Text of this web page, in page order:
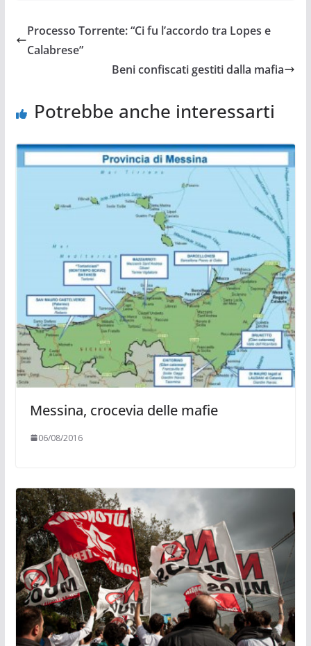
Processo Torrente: “Ci fu l’accordo tra Lopes e
Calabrese”
Beni confiscati gestiti dalla mafia
Potrebbe anche interessarti
Messina, crocevia delle mafie
06/08/2016